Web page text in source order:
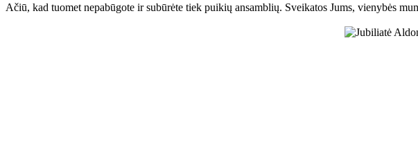
Ačiū, kad tuomet nepabūgote ir subūrėte tiek puikių ansamblių. Sveikatos Jums, vienybės